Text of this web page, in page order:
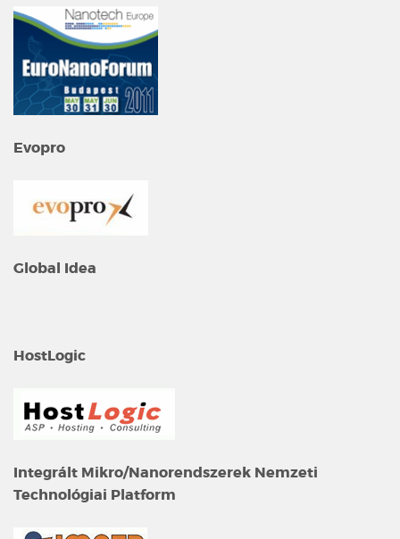
Evopro
Global Idea
HostLogic
Integrált Mikro/Nanorendszerek Nemzeti
Technológiai Platform